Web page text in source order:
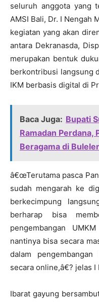
seluruh anggota yang
AMSI Bali, Dr. I Nengah
kegiatan yang akan
antara Dekranasda,
merupakan bentuk
berkontribusi langsung
IKM berbasis digital di
Baca Juga: Bupati
Ramadan
Beragama di
â€œTerutama pasca
sudah mengarah ke
berkecimpung
berharap bisa
pengembangan
nantinya bisa secara
dalam
secara online,â€? jelas
Ibarat gayung